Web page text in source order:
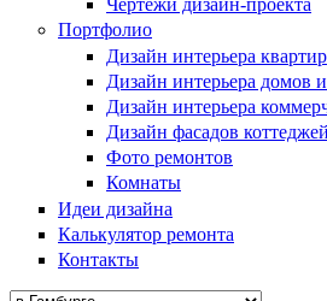
Чертежи дизайн-проекта
Портфолио
Дизайн интерьера квартир
Дизайн интерьера домов
Дизайн интерьера
Дизайн фасадов
Фото ремонтов
Комнаты
Идеи дизайна
Калькулятор ремонта
Контакты